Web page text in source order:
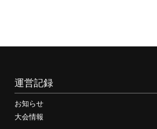
運営記録
お知らせ
大会情報